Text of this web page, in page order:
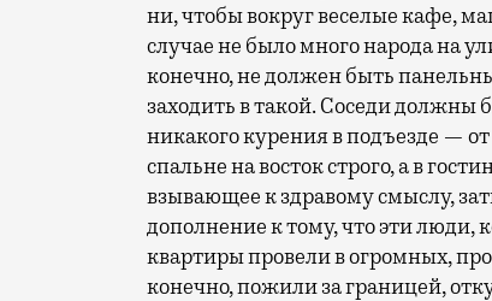
ни, чтобы вокруг веселые кафе,
случае не было много народа на
конечно, не должен быть
заходить в такой. Соседи должны
никакого курения в подъезде —
спальне на восток строго, а в
взывающее к здравому смыслу,
дополнение к тому, что эти люди,
квартиры провели в огромных,
конечно, пожили за границей,